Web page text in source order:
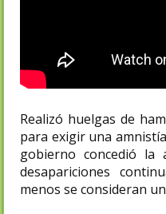
Realizó huelgas de
para exigir una
gobierno concedió la
desapariciones
menos se consideran